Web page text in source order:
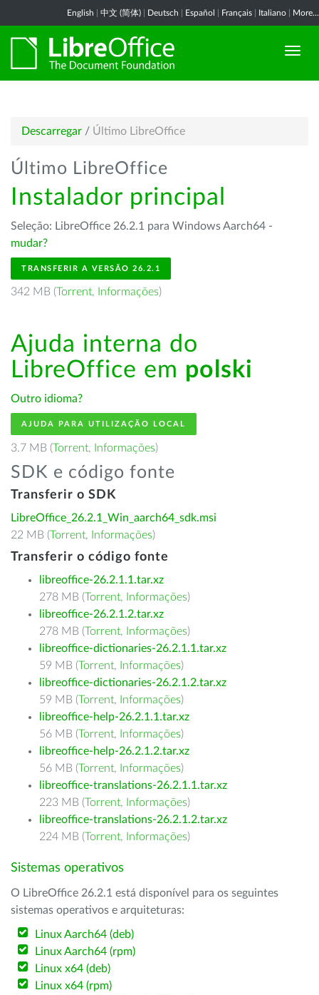
English 中文 (简体) Deutsch Español Français Italiano More...
Descarregar / Último LibreOffice
Último LibreOffice
Instalador principal
Seleção: LibreOffice 26.2.1 para Windows Aarch64 -
mudar?
TRANSFERIR A VERSÃO 26.2.1
342 MB (Torrent, Informações)
Ajuda interna do
LibreOffice em polski
Outro idioma?
AJUDA PARA UTILIZAÇÃO LOCAL
3.7 MB (Torrent, Informações)
SDK e código fonte
Transferir o SDK
LibreOffice_26.2.1_Win_aarch64_sdk.msi
22 MB (Torrent, Informações)
Transferir o código fonte
libreoffice-26.2.1.1.tar.xz
278 MB (Torrent, Informações)
libreoffice-26.2.1.2.tar.xz
278 MB (Torrent, Informações)
libreoffice-dictionaries-26.2.1.1.tar.xz
59 MB (Torrent, Informações)
libreoffice-dictionaries-26.2.1.2.tar.xz
59 MB (Torrent, Informações)
libreoffice-help-26.2.1.1.tar.xz
56 MB (Torrent, Informações)
libreoffice-help-26.2.1.2.tar.xz
56 MB (Torrent, Informações)
libreoffice-translations-26.2.1.1.tar.xz
223 MB (Torrent, Informações)
libreoffice-translations-26.2.1.2.tar.xz
224 MB (Torrent, Informações)
Sistemas operativos
O LibreOffice 26.2.1 está disponível para os seguintes
sistemas operativos e arquiteturas:
Linux Aarch64 (deb)
Linux Aarch64 (rpm)
Linux x64 (deb)
Linux x64 (rpm)